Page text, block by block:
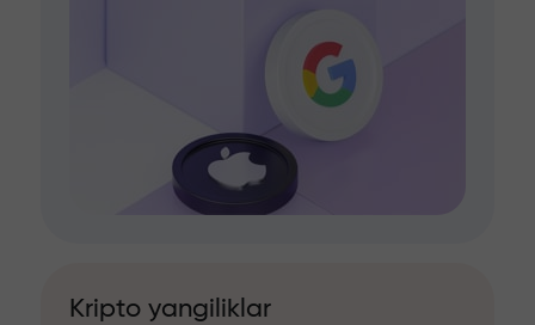
Kripto yangiliklar